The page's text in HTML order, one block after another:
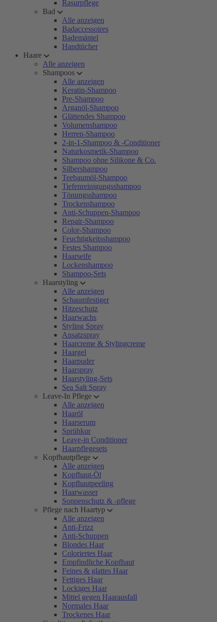
Rasurpflege
Bad
Alle anzeigen
Badaccessoires
Bademäntel
Handtücher
Haare
Alle anzeigen
Shampoos
Alle anzeigen
Keratin-Shampoo
Pre-Shampoo
Arganöl-Shampoo
Glättendes Shampoo
Volumenshampoo
Herren-Shampoo
2-in-1-Shampoo & -Conditioner
Naturkosmetik-Shampoo
Shampoo ohne Silikone & Co.
Silbershampoo
Teebaumöl-Shampoo
Tiefenreinigungsshampoo
Tönungsshampoo
Trockenshampoo
Anti-Schuppen-Shampoo
Repair-Shampoo
Color-Shampoo
Feuchtigkeitsshampoo
Festes Shampoo
Haarseife
Lockenshampoo
Shampoo-Sets
Haarstyling
Alle anzeigen
Schaumfestiger
Hitzeschutz
Haarwachs
Styling Spray
Ansatzspray
Haarcreme & Stylingcreme
Haargel
Haarpuder
Haarspray
Haarstyling-Sets
Sea Salt Spray
Leave-In Pflege
Alle anzeigen
Haaröl
Haarserum
Sprühkur
Leave-in Conditioner
Haarpflegesets
Kopfhautpflege
Alle anzeigen
Kopfhaut-Öl
Kopfhautpeeling
Haarwasser
Sonnenschutz & -pflege
Pflege nach Haartyp
Alle anzeigen
Anti-Frizz
Anti-Schuppen
Blondes Haar
Coloriertes Haar
Empfindliche Kopfhaut
Feines & glattes Haar
Fettiges Haar
Lockiges Haar
Mittel gegen Haarausfall
Normales Haar
Trockenes Haar